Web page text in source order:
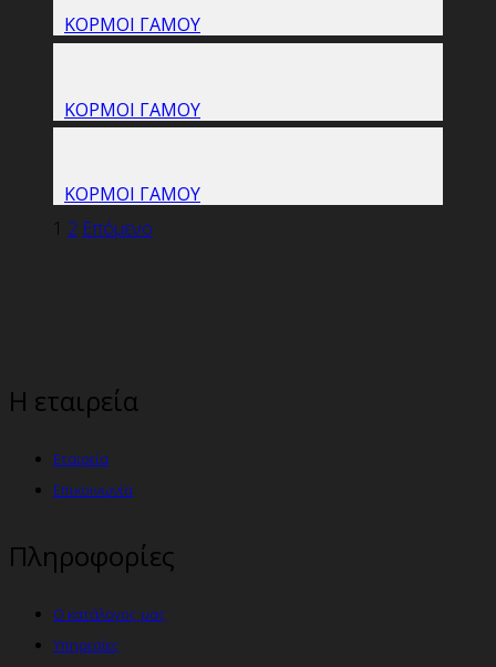
ΚΟΡΜΟΙ ΓΑΜΟΥ
ΚΟΡΜΟΙ ΓΑΜΟΥ
ΚΟΡΜΟΙ ΓΑΜΟΥ
1 2 Επόμενο
Η εταιρεία
Εταιρεία
Επικοινωνία
Πληροφορίες
Ο κατάλογος μας
Υπηρεσίες